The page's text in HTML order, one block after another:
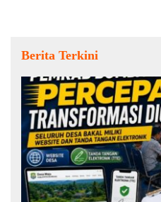
Berita Terkini